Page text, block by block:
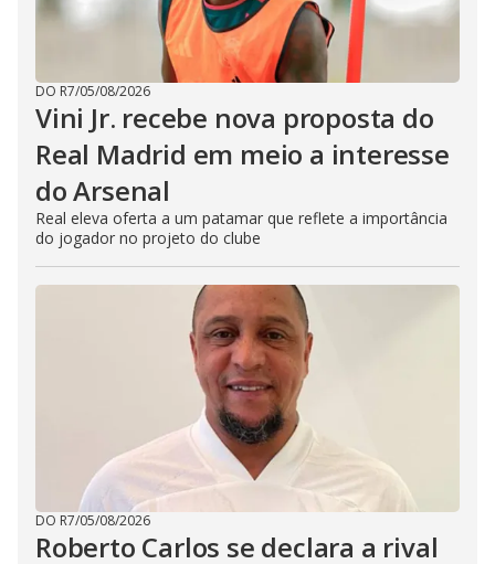
DO R7/05/08/2026
Vini Jr. recebe nova proposta do
Real Madrid em meio a interesse
do Arsenal
Real eleva oferta a um patamar que reflete a importância
do jogador no projeto do clube
DO R7/05/08/2026
Roberto Carlos se declara a rival